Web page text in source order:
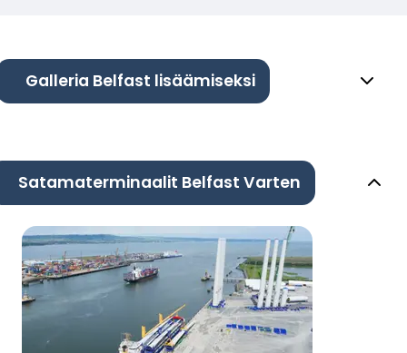
Galleria Belfast lisäämiseksi
Satamaterminaalit Belfast Varten